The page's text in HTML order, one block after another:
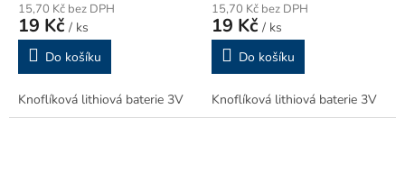
15,70 Kč bez DPH
19 Kč / ks
Do košíku
Knoflíková lithiová baterie 3V
15,70 Kč bez DPH
19 Kč / ks
Do košíku
Knoflíková lithiová baterie 3V